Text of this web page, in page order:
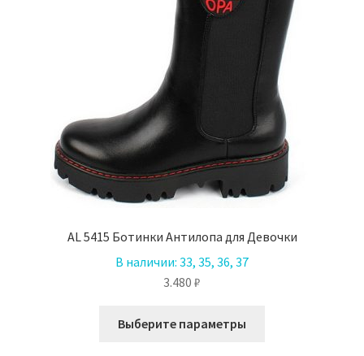
AL 5415 Ботинки Антилопа для Девочки
В наличии: 33, 35, 36, 37
3.480 ₽
Выберите параметры